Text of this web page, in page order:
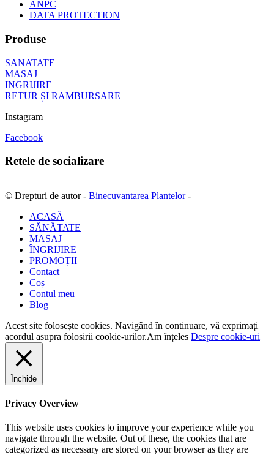
ANPC
DATA PROTECTION
Produse
SANATATE
MASAJ
INGRIJIRE
RETUR ȘI RAMBURSARE
Instagram
Facebook
Retele de socializare
© Drepturi de autor - Binecuvantarea Plantelor-
ACASĂ
SĂNĂTATE
MASAJ
ÎNGRIJIRE
PROMOȚII
Contact
Coș
Contul meu
Blog
Acest site folosește cookies. Navigând în continuare, vă exprimați
acordul asupra folosirii cookie-urilor.Am înțeles Despre cookie-uri
Închide
Privacy Overview
This website uses cookies to improve your experience while you
navigate through the website. Out of these, the cookies that are
categorized as necessary are stored on your browser as they are